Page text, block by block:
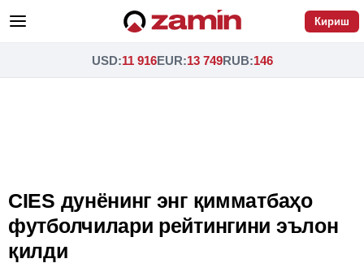
Кириш
USD:11 916EUR:13 749RUB:146
CIES дунёнинг энг қимматбаҳо
футболчилари рейтингини эълон
қилди